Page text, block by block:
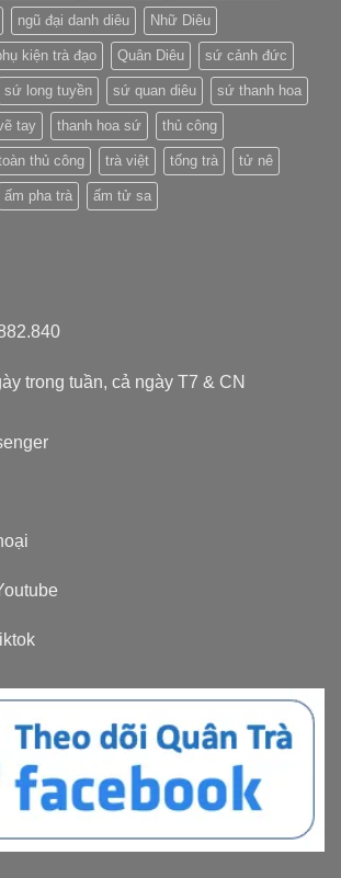
ngũ đại danh diêu Nhữ Diêu
kiện trà đạo Quân Diêu sứ cảnh đức
sứ long tuyền sứ quan diêu sứ thanh hoa
tay thanh hoa sứ thủ công
thủ công trà việt tống trà tử nê
ấm pha trà ấm tử sa
trong tuần, cả ngày T7 & CN